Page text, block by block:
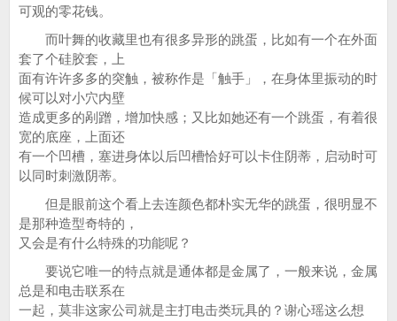
可观的零花钱。
而叶舞的收藏里也有很多异形的跳蛋，比如有一个在外面
套了个硅胶套，上
面有许许多多的突触，被称作是「触手」，在身体里振动的时
候可以对小穴内壁
造成更多的剐蹭，增加快感；又比如她还有一个跳蛋，有着很
宽的底座，上面还
有一个凹槽，塞进身体以后凹槽恰好可以卡住阴蒂，启动时可
以同时刺激阴蒂。
但是眼前这个看上去连颜色都朴实无华的跳蛋，很明显不
是那种造型奇特的，
又会是有什么特殊的功能呢？
要说它唯一的特点就是通体都是金属了，一般来说，金属
总是和电击联系在
一起，莫非这家公司就是主打电击类玩具的？谢心瑶这么想